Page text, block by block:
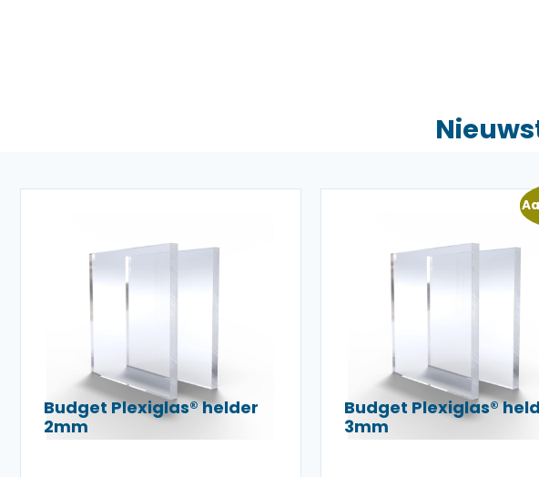
Budget Plexiglas® helder
2mm
Budget Plexiglas®
3mm